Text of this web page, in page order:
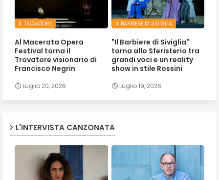
IL TROVATORE
Al Macerata Opera
Festival torna il
Trovatore visionario di
Francisco Negrin
Luglio 20, 2026
IL BARBIERE DI SIVIGLIA
"Il Barbiere di Siviglia"
torna allo Sferisterio tra
grandi voci e un reality
show in stile Rossini
Luglio 19, 2026
L'INTERVISTA CANZONATA